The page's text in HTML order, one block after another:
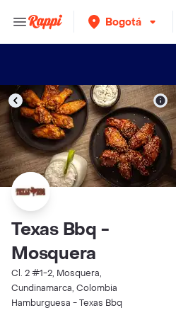
Bogotá
Texas Bbq -
Mosquera
Cl. 2 #1-2, Mosquera,
Cundinamarca, Colombia
Hamburguesa - Texas Bbq